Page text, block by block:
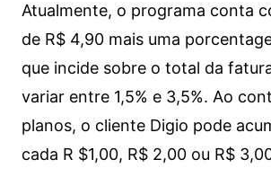
Atualmente, o programa conta
de R$ 4,90 mais uma
que incide sobre o total da
variar entre 1,5% e 3,5%. Ao
planos, o cliente Digio pode
cada R $1,00, R$ 2,00 ou R$